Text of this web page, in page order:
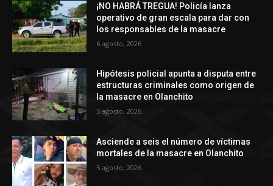
¡NO HABRÁ TREGUA! Policía lanza
operativo de gran escala para dar con
los responsables de la masacre
6 agosto, 2026
Hipótesis policial apunta a disputa entre
estructuras criminales como origen de
la masacre en Olanchito
5 agosto, 2026
Asciende a seis el número de víctimas
mortales de la masacre en Olanchito
5 agosto, 2026